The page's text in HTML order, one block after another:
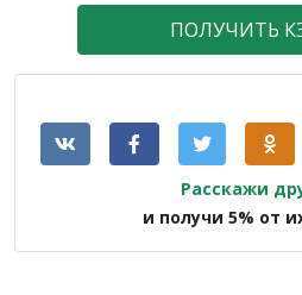
ПОЛУЧИТЬ
Расскажи
и получи 5% от